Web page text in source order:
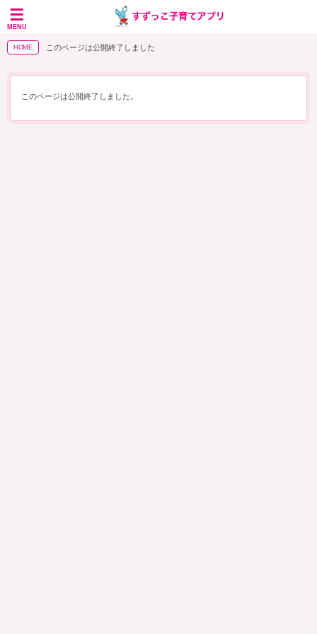
MENU
HOME このページは公開終了しました
このページは公開終了しました。